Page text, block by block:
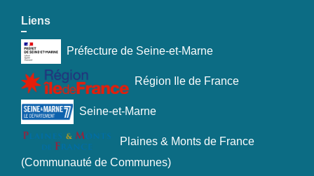
Liens
Préfecture de Seine-et-Marne
Région Ile de France
Seine-et-Marne
Plaines & Monts de France
(Communauté de Communes)